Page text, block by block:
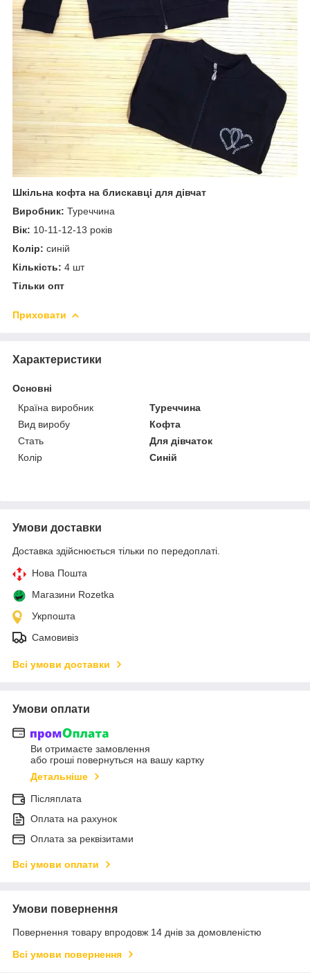
Шкільна кофта на блискавці для дівчат
Виробник: Туреччина
Вік: 10-11-12-13 років
Колір: синій
Кількість: 4 шт
Тільки опт
Приховати
Характеристики
Основні
Країна виробник
Туреччина
Вид виробу
Кофта
Стать
Для дівчаток
Колір
Синій
Умови доставки
Доставка здійснюється тільки по передоплаті.
Нова Пошта
Магазини Rozetka
Укрпошта
Самовивіз
Всі умови доставки
Умови оплати
Ви отримаєте замовлення
або гроші повернуться на вашу картку
Детальніше
Післяплата
Оплата на рахунок
Оплата за реквізитами
Всі умови оплати
Умови повернення
Повернення товару впродовж 14 днів за домовленістю
Всі умови повернення